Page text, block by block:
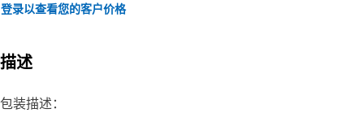
登录以查看您的客户价格
描述
包装描述：